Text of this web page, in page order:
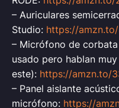
– Auriculares
Studio: https://
– Micrófono de
usado pero hablan
este): https://amzn.to/
– Panel aislante
micrófono: https://